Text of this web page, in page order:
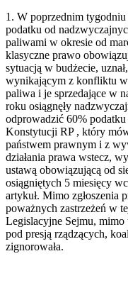
1. W poprzednim
podatku od
paliwami w okresie od
klasyczne prawo
sytuacją w budżecie,
wynikającym z konfliktu
paliwa i je sprzedające w
roku osiągnęły
odprowadzić 60%
Konstytucji RP , który
państwem prawnym i z
działania prawa wstecz,
ustawą obowiązującą od
osiągniętych 5 miesięcy
artykuł. Mimo zgłoszenia
poważnych zastrzeżeń w
Legislacyjne Sejmu, mimo
pod presją rządzących,
zignorowała.